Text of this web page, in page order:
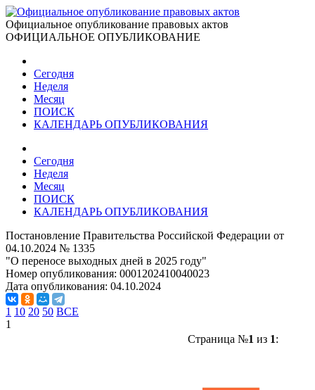
Официальное опубликование правовых актов
ОФИЦИАЛЬНОЕ ОПУБЛИКОВАНИЕ
Сегодня
Неделя
Месяц
ПОИСК
КАЛЕНДАРЬ ОПУБЛИКОВАНИЯ
Сегодня
Неделя
Месяц
ПОИСК
КАЛЕНДАРЬ ОПУБЛИКОВАНИЯ
Постановление Правительства Российской Федерации от
04.10.2024 № 1335
"О переносе выходных дней в 2025 году"
Номер опубликования: 0001202410040023
Дата опубликования: 04.10.2024
1 10 20 50 ВСЕ
1
Страница №1 из 1: